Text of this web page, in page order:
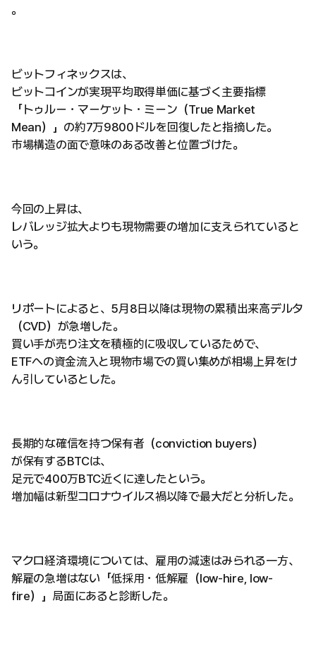
。
ビットフィネックスは、
ビットコインが実現平均取得単価に基づく主要指標
「トゥルー・マーケット・ミーン（True Market
Mean）」の約7万9800ドルを回復したと指摘した。
市場構造の面で意味のある改善と位置づけた。
今回の上昇は、
レバレッジ拡大よりも現物需要の増加に支えられていると
いう。
リポートによると、5月8日以降は現物の累積出来高デルタ
（CVD）が急増した。
買い手が売り注文を積極的に吸収しているためで、
ETFへの資金流入と現物市場での買い集めが相場上昇をけ
ん引しているとした。
長期的な確信を持つ保有者（conviction buyers）
が保有するBTCは、
足元で400万BTC近くに達したという。
増加幅は新型コロナウイルス禍以降で最大だと分析した。
マクロ経済環境については、雇用の減速はみられる一方、
解雇の急増はない「低採用・低解雇（low-hire, low-
fire）」局面にあると診断した。